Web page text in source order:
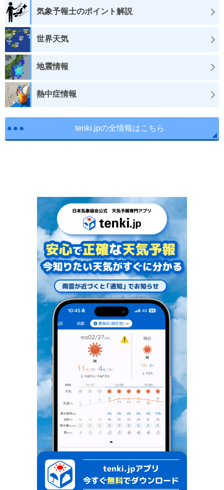
気象予報士のポイント解説
世界天気
地震情報
熱中症情報
tenki.jpの全情報はこちら